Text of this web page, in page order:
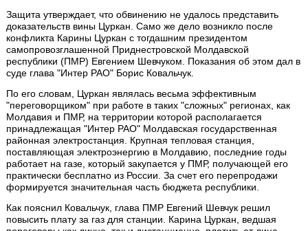
Защита утверждает, что обвинению не удалось представить
доказательств вины Цуркан. Само же дело возникло после
конфликта Карины Цуркан с тогдашним президентом
самопровозглашенной Приднестровской Молдавской
республики (ПМР) Евгением Шевчуком. Показания об этом дал в
суде глава "Интер РАО" Борис Ковальчук.
По его словам, Цуркан являлась весьма эффективным
"переговорщиком" при работе в таких "сложных" регионах, как
Молдавия и ПМР, на территории которой располагается
принадлежащая "Интер РАО" Молдавская государственная
районная электростанция. Крупная тепловая станция,
поставляющая электроэнергию в Молдавию, последние годы
работает на газе, который закупается у ПМР, получающей его
практически бесплатно из России. За счет его перепродажи
формируется значительная часть бюджета республики.
Как пояснил Ковальчук, глава ПМР Евгений Шевчук решил
повысить плату за газ для станции. Карина Цуркан, ведшая